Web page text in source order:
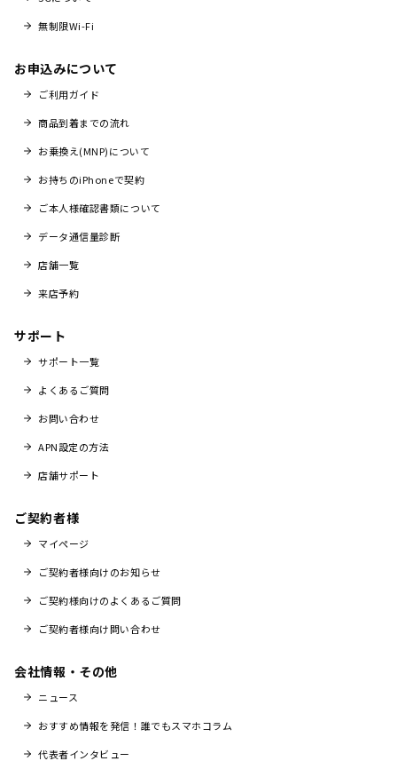
無制限Wi-Fi
お申込みについて
ご利用ガイド
商品到着までの流れ
お乗換え(MNP)について
お持ちのiPhoneで契約
ご本人様確認書類について
データ通信量診断
店舗一覧
来店予約
サポート
サポート一覧
よくあるご質問
お問い合わせ
APN設定の方法
店舗サポート
ご契約者様
マイページ
ご契約者様向けのお知らせ
ご契約様向けのよくあるご質問
ご契約者様向け問い合わせ
会社情報・その他
ニュース
おすすめ情報を発信！誰でもスマホコラム
代表者インタビュー